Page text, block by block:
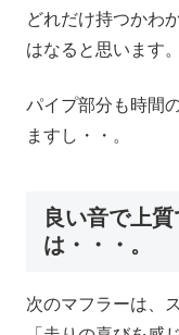
どれだけ持つかわ
はなると思います。
パイプ部分も時間
ますし・・。
良い音で上
は・・・。
次のマフラーは、